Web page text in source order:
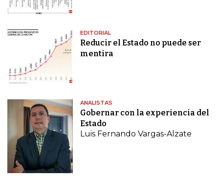
EDITORIAL
Reducir el Estado no puede ser
mentira
ANALISTAS
Gobernar con la experiencia del
Estado
Luis Fernando Vargas-Alzate